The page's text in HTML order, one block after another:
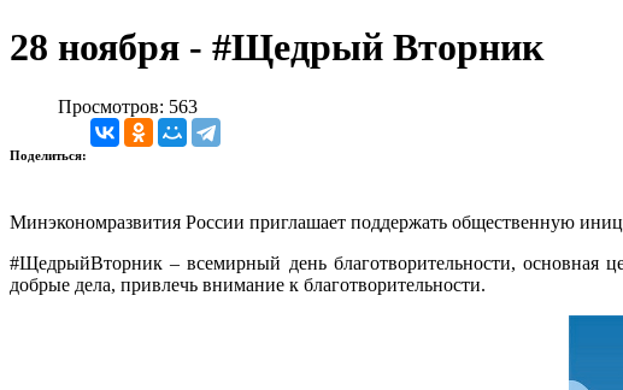
28 ноября - #Щедрый Вторник
Просмотров: 563
Поделиться:
Минэкономразвития России приглашает поддержать общественную
#ЩедрыйВторник – всемирный день благотворительности, основная
добрые дела, привлечь внимание к благотворительности.